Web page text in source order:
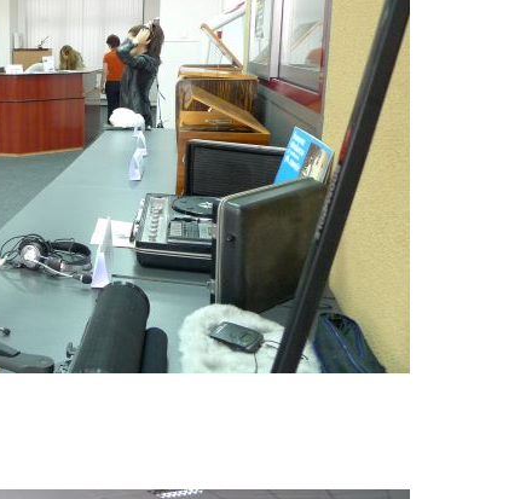
mai multe informatii...